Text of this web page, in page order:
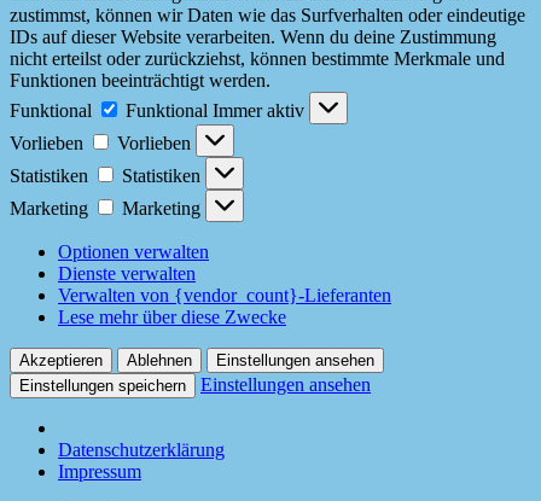
zustimmst, können wir Daten wie das Surfverhalten oder eindeutige
IDs auf dieser Website verarbeiten. Wenn du deine Zustimmung
nicht erteilst oder zurückziehst, können bestimmte Merkmale und
Funktionen beeinträchtigt werden.
Funktional
Funktional Immer aktiv
Vorlieben
Vorlieben
Statistiken
Statistiken
Marketing
Marketing
Optionen verwalten
Dienste verwalten
Verwalten von {vendor_count}-Lieferanten
Lese mehr über diese Zwecke
Akzeptieren Ablehnen
Einstellungen ansehen
Einstellungen speichern
Einstellungen ansehen
Datenschutzerklärung
Impressum